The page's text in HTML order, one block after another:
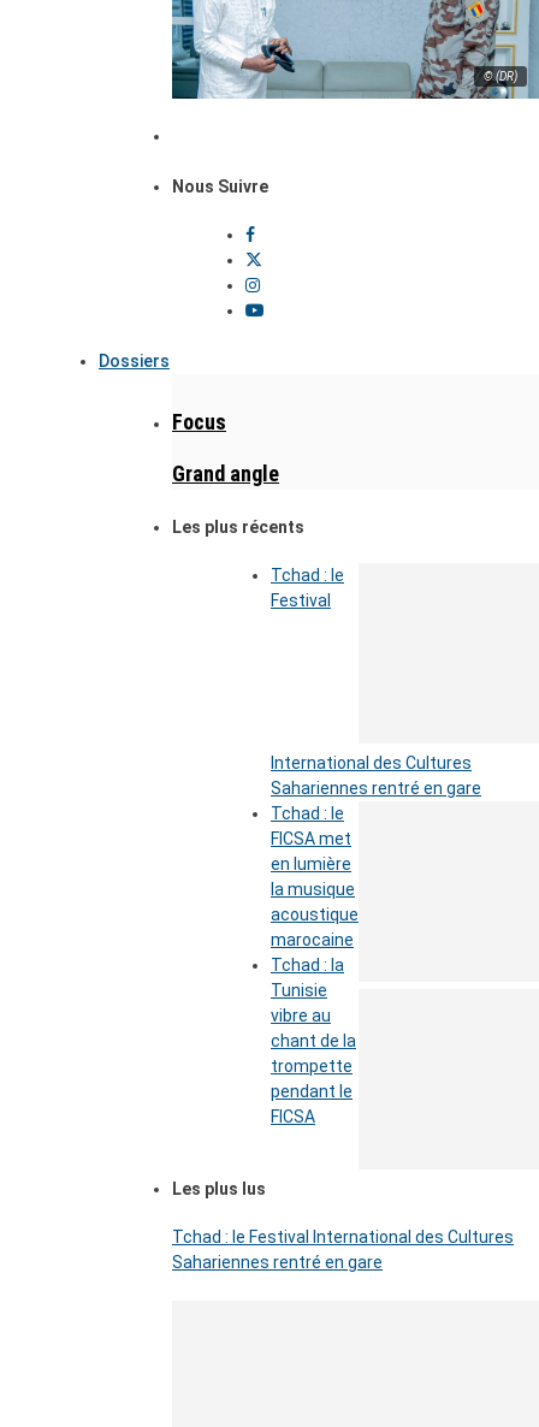
© (DR)
Nous Suivre
Dossiers
Focus
Grand angle
Les plus récents
Tchad : le
Festival
International des Cultures
Sahariennes rentré en gare
Tchad : le
FICSA met
en lumière
la musique
acoustique
marocaine
Tchad : la
Tunisie
vibre au
chant de la
trompette
pendant le
FICSA
Les plus lus
Tchad : le Festival International des Cultures
Sahariennes rentré en gare